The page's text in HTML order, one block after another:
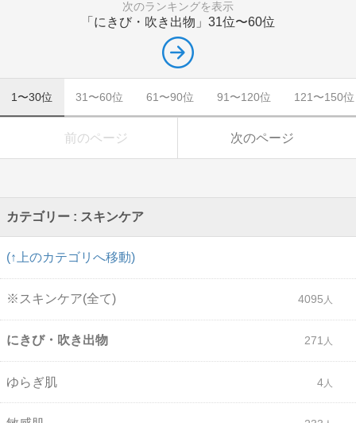
次のランキングを表示
「にきび・吹き出物」 31位〜60位
1〜30位 31〜60位 61〜90位 91〜120位 121〜150位
前のページ 次のページ
カテゴリー : スキンケア
(↑上のカテゴリへ移動)
※スキンケア(全て) 4095
にきび・吹き出物 271
ゆらぎ肌 4